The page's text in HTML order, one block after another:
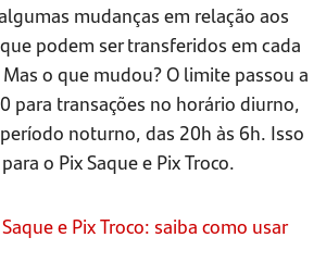
mudanças em relação aos
podem ser transferidos em cada
o que mudou? O limite passou a
para transações no horário diurno,
noturno, das 20h às 6h. Isso
o Pix Saque e Pix Troco.
e Pix Troco: saiba como usar